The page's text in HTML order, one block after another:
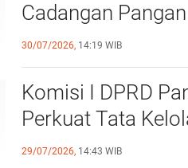
Cadangan
dengan Sejumlah
30/07/2026, 14:19 WIB
Komisi I DPRD
Perkuat Tata
Olahraga
29/07/2026, 14:43 WIB